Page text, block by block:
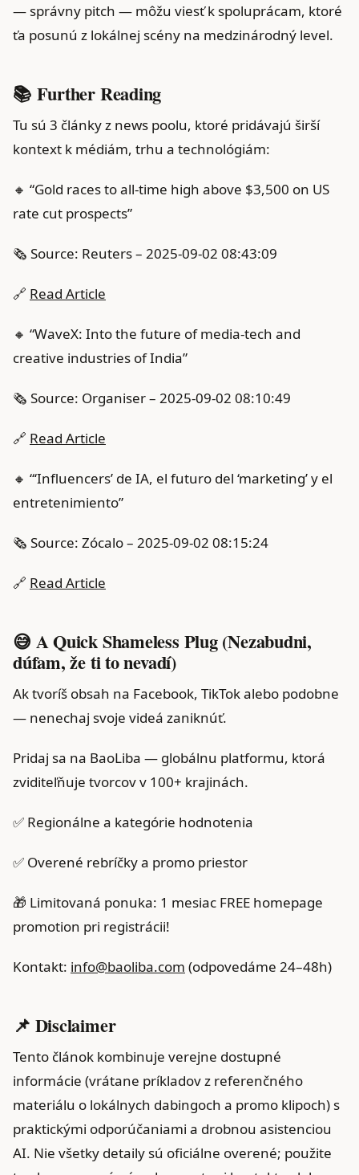
— správny pitch — môžu viesť k spoluprácam, ktoré
ťa posunú z lokálnej scény na medzinárodný level.
📚 Further Reading
Tu sú 3 články z news poolu, ktoré pridávajú širší
kontext k médiám, trhu a technológiám:
🔸 “Gold races to all-time high above $3,500 on US
rate cut prospects”
🗞️ Source: Reuters – 2025-09-02 08:43:09
🔗 Read Article
🔸 “WaveX: Into the future of media-tech and
creative industries of India”
🗞️ Source: Organiser – 2025-09-02 08:10:49
🔗 Read Article
🔸 “‘Influencers’ de IA, el futuro del ‘marketing’ y el
entretenimiento”
🗞️ Source: Zócalo – 2025-09-02 08:15:24
🔗 Read Article
😅 A Quick Shameless Plug (Nezabudni,
dúfam, že ti to nevadí)
Ak tvoríš obsah na Facebook, TikTok alebo podobne
— nenechaj svoje videá zaniknúť.
Pridaj sa na BaoLiba — globálnu platformu, ktorá
zviditeľňuje tvorcov v 100+ krajinách.
✅ Regionálne a kategórie hodnotenia
✅ Overené rebríčky a promo priestor
🎁 Limitovaná ponuka: 1 mesiac FREE homepage
promotion pri registrácii!
Kontakt: info@baoliba.com (odpovedáme 24–48h)
📌 Disclaimer
Tento článok kombinuje verejne dostupné
informácie (vrátane príkladov z referenčného
materiálu o lokálnych dabingoch a promo klipoch) s
praktickými odporúčaniami a drobnou asistenciou
AI. Nie všetky detaily sú oficiálne overené; použite